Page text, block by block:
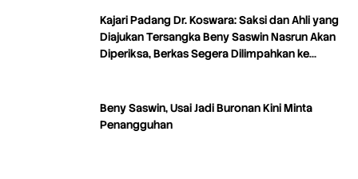
Kajari Padang Dr. Koswara: Saksi dan Ahli yang
Diajukan Tersangka Beny Saswin Nasrun Akan
Diperiksa, Berkas Segera Dilimpahkan ke
Beny Saswin, Usai Jadi Buronan Kini Minta
Penangguhan